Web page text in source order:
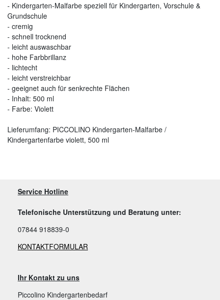
- Kindergarten-Malfarbe speziell für Kindergarten, Vorschule &
Grundschule
- cremig
- schnell trocknend
- leicht auswaschbar
- hohe Farbbrillanz
- lichtecht
- leicht verstreichbar
- geeignet auch für senkrechte Flächen
- Inhalt: 500 ml
- Farbe: Violett
Lieferumfang: PICCOLINO Kindergarten-Malfarbe /
Kindergartenfarbe violett, 500 ml
Service Hotline
Telefonische Unterstützung und Beratung unter:
07844 918839-0
KONTAKTFORMULAR
Ihr Kontakt zu uns
Piccolino Kindergartenbedarf